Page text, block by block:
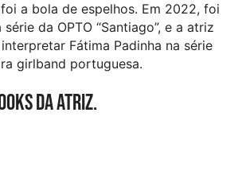
foi a bola de espelhos. Em 2022, foi
da OPTO “Santiago”, e a atriz
Fátima Padinha na série
girlband portuguesa.
da atriz.